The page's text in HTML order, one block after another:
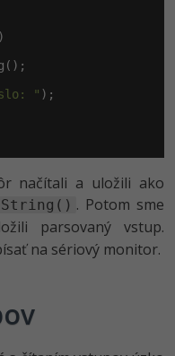
)
" );
načítali a uložili ako
. Potom sme
parsovaný vstup.
na sériový monitor.